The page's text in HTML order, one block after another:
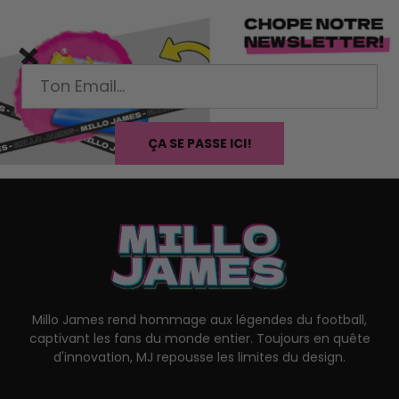
ÇA SE PASSE ICI!
Millo James rend hommage aux légendes du football,
captivant les fans du monde entier. Toujours en quête
d'innovation, MJ repousse les limites du design.